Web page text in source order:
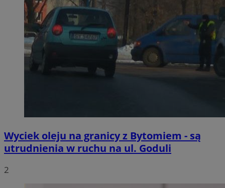
Wyciek oleju na granicy z Bytomiem - są
utrudnienia w ruchu na ul. Goduli
2